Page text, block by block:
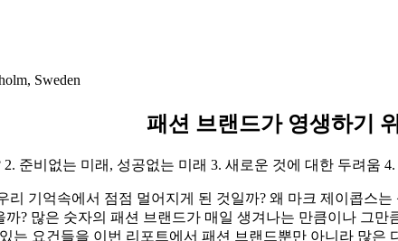
Sweden
패션 브랜드가 영생하기
준비없는 미래, 성공없는 미래 3. 새로운 것에 대한 두려움
리 기억속에서 점점 멀어지게 된 것일까? 왜 마크 제이콥스
? 많은 숫자의 패션 브랜드가 매일 생겨나는 만큼이나 그
는 요건들을 이번 리포트에서 패션 브랜드뿐만 아니라 많은